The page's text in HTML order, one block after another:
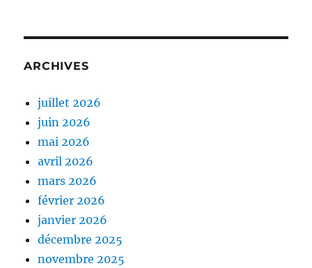
ARCHIVES
juillet 2026
juin 2026
mai 2026
avril 2026
mars 2026
février 2026
janvier 2026
décembre 2025
novembre 2025